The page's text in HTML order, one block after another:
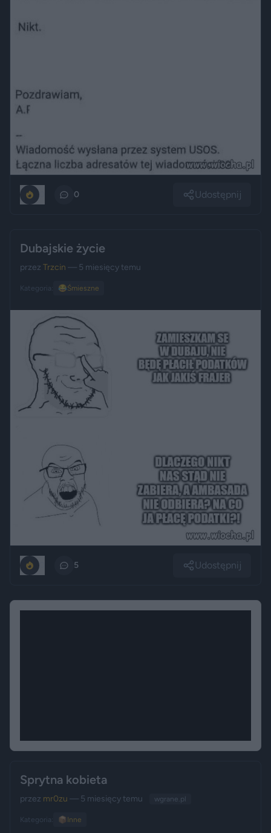
0 Udostępnij
Dubajskie życie
przez Trzcin — 5 miesięcy temu
Kategoria: 😂Śmieszne
5 Udostępnij
Sprytna kobieta
przez mr0zu — 5 miesięcy temu wgrane.pl
Kategoria: 📦 Inne